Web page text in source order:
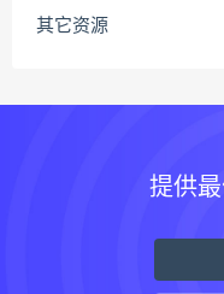
其它资源
提供